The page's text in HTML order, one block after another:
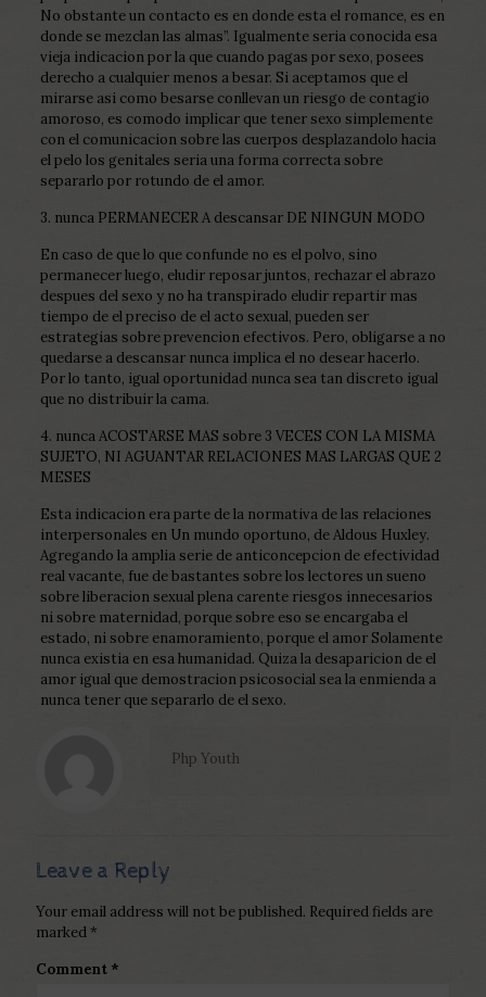
No obstante un contacto es en donde esta el romance, es en
donde se mezclan las almas”. Igualmente seri­a conocida esa
vieja indicacion por la que cuando pagas por sexo, posees
derecho a cualquier menos a besar. Si aceptamos que el
mirarse asi­ como besarse conllevan un riesgo de contagio
amoroso, es comodo implicar que tener sexo simplemente
con el comunicacion sobre las cuerpos desplazandolo hacia
el pelo los genitales seria una forma correcta sobre
separarlo por rotundo de el amor.
3. nunca PERMANECER A descansar DE NINGUN MODO
En caso de que lo que confunde no es el polvo, sino
permanecer luego, eludir reposar juntos, rechazar el abrazo
despues del sexo y no ha transpirado eludir repartir mas
tiempo de el preciso de el acto sexual, pueden ser
estrategias sobre prevencion efectivos. Pero, obligarse a no
quedarse a descansar nunca implica el no desear hacerlo.
Por lo tanto, igual oportunidad nunca sea tan discreto igual
que no distribuir la cama.
4. nunca ACOSTARSE MAS sobre 3 VECES CON LA MISMA
SUJETO, NI AGUANTAR RELACIONES MAS LARGAS QUE 2
MESES
Esta indicacion era parte de la normativa de las relaciones
interpersonales en Un mundo oportuno, de Aldous Huxley.
Agregando la amplia serie de anticoncepcion de efectividad
real vacante, fue de bastantes sobre los lectores un sueno
sobre liberacion sexual plena carente riesgos innecesarios
ni sobre maternidad, porque sobre eso se encargaba el
estado, ni sobre enamoramiento, porque el amor Solamente
nunca existia en esa humanidad. Quiza la desaparicion de el
amor igual que demostracion psicosocial sea la enmienda a
nunca tener que separarlo de el sexo.
Php Youth
Leave a Reply
Your email address will not be published. Required fields are
marked *
Comment *